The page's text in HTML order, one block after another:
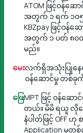
ATOM ဖြင့်ဝန်
အတွက် ၁ ရက် ၁၀၅
KBZpay ဖြင့်ဝ
အတွက် ၁ ပတ် ၈၀၀
မည်။
မေးလက်ရှိအသုံးပြုနေ
ဝန်ဆောင်မှု တစ်ခုကို
ဖြေMPT ဖြင့် ဝန်ဆေ
တယ်။ မိမိ ရယူ လိုသ
နံပါတ်ဖြင့် OFF ဟု
Application မှ